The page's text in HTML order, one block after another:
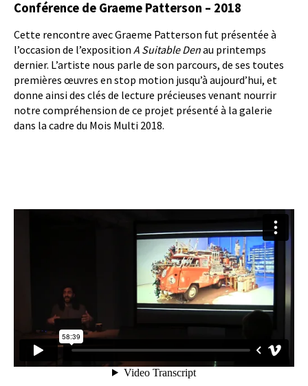
Conférence de Graeme Patterson – 2018
Cette rencontre avec Graeme Patterson fut présentée à
l’occasion de l’exposition A Suitable Denau printemps
dernier. L’artiste nous parle de son parcours, de ses toutes
premières œuvres en stop motion jusqu’à aujourd’hui, et
donne ainsi des clés de lecture précieuses venant nourrir
notre compréhension de ce projet présenté à la galerie
dans la cadre du Mois Multi 2018.